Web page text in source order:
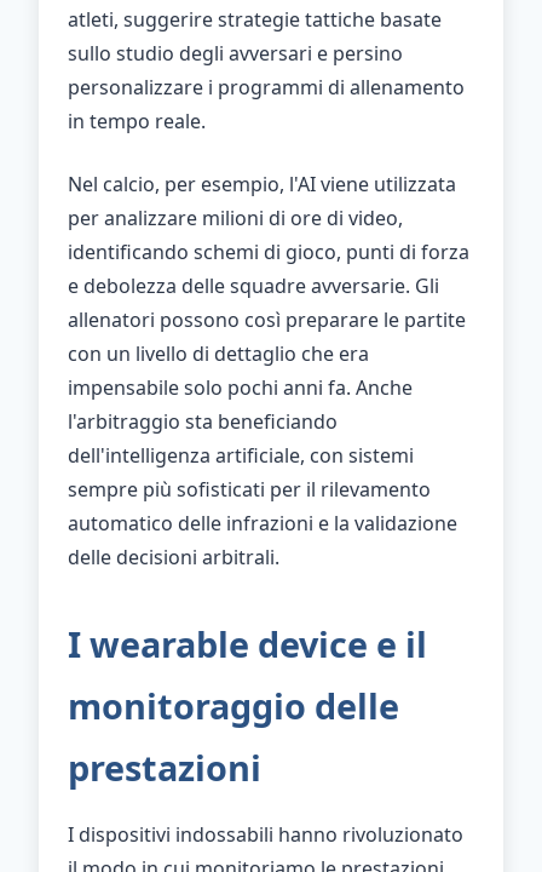
atleti, suggerire strategie tattiche basate
sullo studio degli avversari e persino
personalizzare i programmi di allenamento
in tempo reale.
Nel calcio, per esempio, l'AI viene utilizzata
per analizzare milioni di ore di video,
identificando schemi di gioco, punti di forza
e debolezza delle squadre avversarie. Gli
allenatori possono così preparare le partite
con un livello di dettaglio che era
impensabile solo pochi anni fa. Anche
l'arbitraggio sta beneficiando
dell'intelligenza artificiale, con sistemi
sempre più sofisticati per il rilevamento
automatico delle infrazioni e la validazione
delle decisioni arbitrali.
I wearable device e il
monitoraggio delle
prestazioni
I dispositivi indossabili hanno rivoluzionato